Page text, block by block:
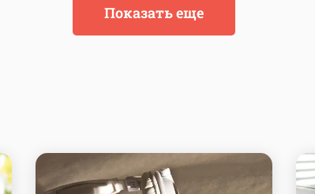
Показать еще